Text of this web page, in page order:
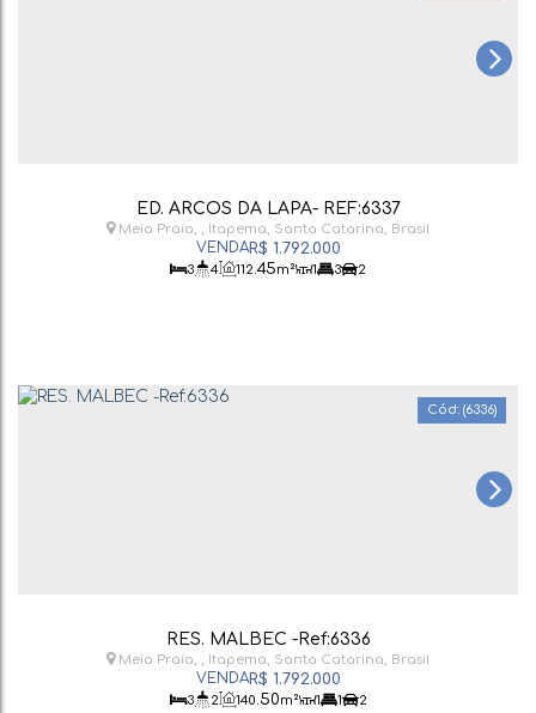
ED. ARCOS DA LAPA- REF:6337
R$ 1.792.000
Meia Praia , Itapema, Santa Catarina, Brasil
3 4 112 .45m² 1 3 2
(6336)
RES. MALBEC -Ref:6336
R$ 1.792.000
Meia Praia , Itapema, Santa Catarina, Brasil
3 2 140 .50m² 1 1 2